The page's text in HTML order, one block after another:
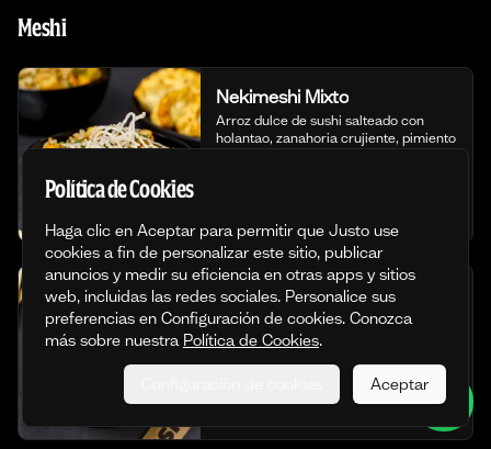
Meshi
Nekimeshi Mixto
Arroz dulce de sushi salteado con
holantao, zanahoria crujiente, pimiento
Nekimeshi de Pollo
Arroz dulce de sushi salteado con
pequeños cortes de holantao,
zanahoria crujiente, pimiento rojo y
pecanas tostadas, todo con jugosos
trozos de pollo al estilo japonés.
Política de Cookies
Haga clic en Aceptar para permitir que Justo use
cookies a fin de personalizar este sitio, publicar
anuncios y medir su eficiencia en otras apps y sitios
web, incluidas las redes sociales. Personalice sus
preferencias en Configuración de cookies. Conozca
más sobre nuestra Política de Cookies.
Aceptar